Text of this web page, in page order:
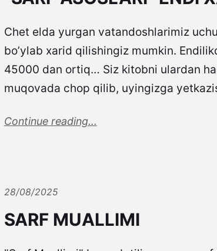
Chet elda yurgan vatandoshlarimiz
bo’ylab xarid qilishingiz mumkin.
45000 dan ortiq… Siz kitobni ulardan
muqovada chop qilib, uyingizga
Continue reading...
28/08/2025
SARF MUALLIMI